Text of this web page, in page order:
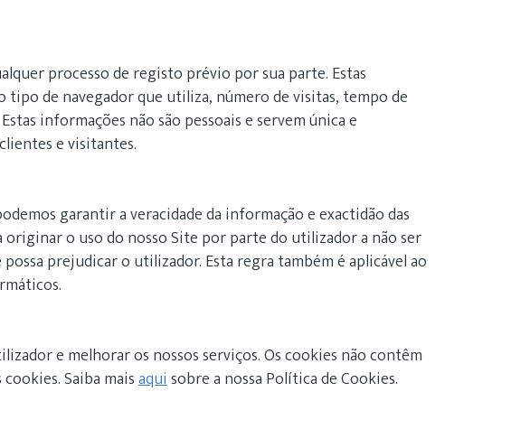
processo de registo prévio por sua parte. Estas
tipo de navegador que utiliza, número de visitas, tempo de
informações não são pessoais e servem única e
e visitantes.
garantir a veracidade da informação e exactidão das
o uso do nosso Site por parte do utilizador a não ser
prejudicar o utilizador. Esta regra também é aplicável ao
e melhorar os nossos serviços. Os cookies não contêm
Saiba maisaquisobre a nossa Política de Cookies.